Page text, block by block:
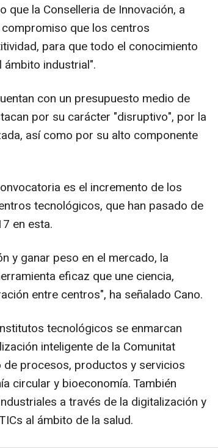
que la Conselleria de Innovación, a
que los centros
para que todo el conocimiento
ámbito industrial".
con un presupuesto medio de
por su carácter "disruptivo", por la
así como por su alto componente
es el incremento de los
tecnológicos, que han pasado de
en esta.
y ganar peso en el mercado, la
eficaz que une ciencia,
entre centros", ha señalado Cano.
tecnológicos se enmarcan
inteligente de la Comunitat
procesos, productos y servicios
circular y bioeconomía. También
a través de la digitalización y
al ámbito de la salud.